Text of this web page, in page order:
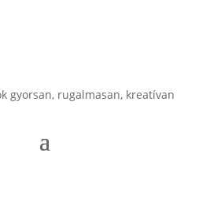
gyorsan, rugalmasan, kreatívan